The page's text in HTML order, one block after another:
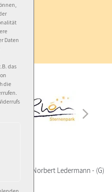
Daten
das
die
Norbert Ledermann - (G)